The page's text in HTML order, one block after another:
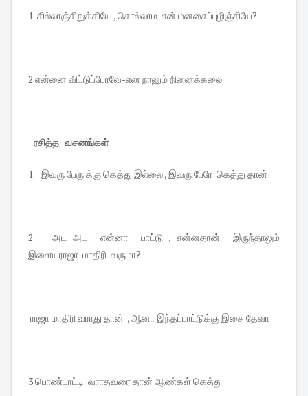
1 சில்லாஞ்சிறுக்கியே , சொல்லாம என் மனசைப்புழிஞ்சியே?
2 என்னை விட்டுப்போவே-என நானும் நினைக்கலை
ரசித்த வசனங்கள்
1 இவரு பேரு க்கு கெத்து இல்லை , இவரு பேரே கெத்து தான்
2 அட அட என்னா பாட்டு , என்னதான் இருந்தாலும்
இளையராஜா மாதிரி வருமா?
ராஜா மாதிரி வராது தான் , ஆனா இந்தப்பாட்டுக்கு இசை தேவா
3 பொண்டாட்டி வராதவரை தான் ஆண்கள் கெத்து